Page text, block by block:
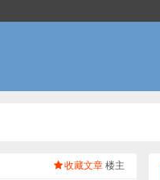
收藏文章 楼主